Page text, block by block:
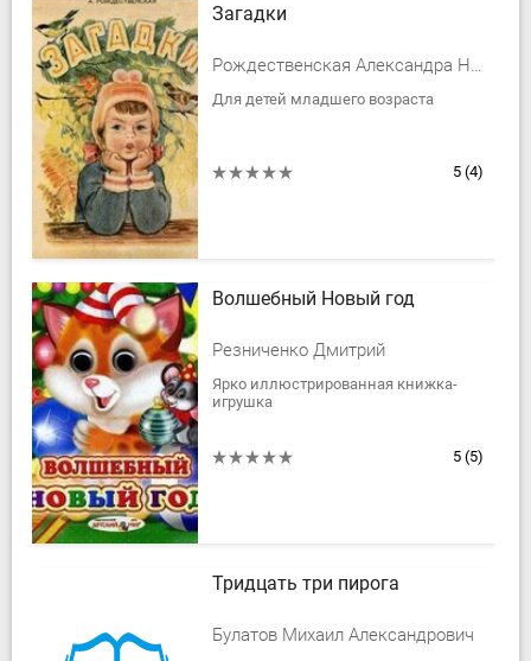
Загадки
Рождественская Александра Николаевна
Для детей младшего возраста
5 (4)
Волшебный Новый год
Резниченко Дмитрий
Ярко иллюстрированная книжка-
игрушка
5 (5)
Тридцать три пирога
Булатов Михаил Александрович